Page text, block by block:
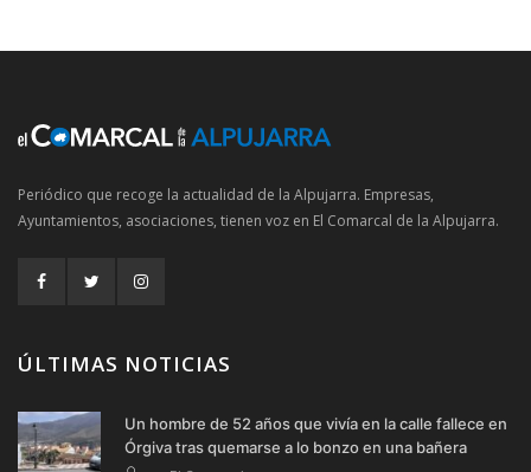
Periódico que recoge la actualidad de la Alpujarra. Empresas,
Ayuntamientos, asociaciones, tienen voz en El Comarcal de la Alpujarra.
ÚLTIMAS NOTICIAS
Un hombre de 52 años que vivía en la calle fallece en
Órgiva tras quemarse a lo bonzo en una bañera